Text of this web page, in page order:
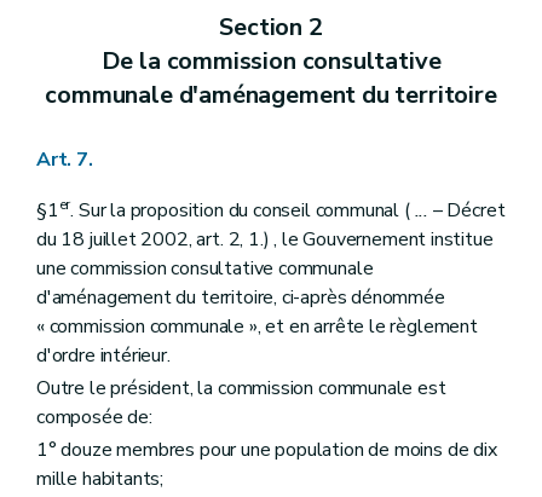
Section 11 Des permis en relation avec d'autres polices administratives
Art. 130
Art. 131
Art. 132
Art. 134
Art. 135
Art. 136
Art. 137
Art. 138
Chapitre IV Des dispositions particulières aux équipements touristiques
Section première
Art. 140
Section 2
Sous-section 1
Art. 141
Sous-section 2
Section 2
De la commission consultative
communale d'aménagement du territoire
Art. 7.
§1er. Sur la proposition du conseil communal (... – Décret
du 18 juillet 2002, art. 2, 1.) , le Gouvernement institue
une commission consultative communale
d'aménagement du territoire, ci-après dénommée
« commission communale », et en arrête le règlement
d'ordre intérieur.
Outre le président, la commission communale est
composée de:
1° douze membres pour une population de moins de dix
mille habitants;